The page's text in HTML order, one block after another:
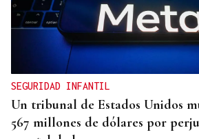
SEGURIDAD INFANTIL
Un tribunal de Estados Unidos
567 millones de dólares por